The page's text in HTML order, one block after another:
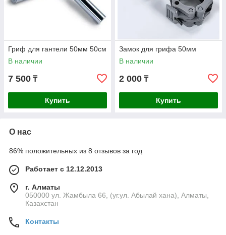
Гриф для гантели 50мм 50см
В наличии
7 500 ₸
Купить
Замок для грифа 50мм
В наличии
2 000 ₸
Купить
О нас
86% положительных из 8 отзывов за год
Работает с 12.12.2013
г. Алматы
050000 ул. Жамбыла 66, (уг.ул. Абылай хана), Алматы,
Казахстан
Контакты